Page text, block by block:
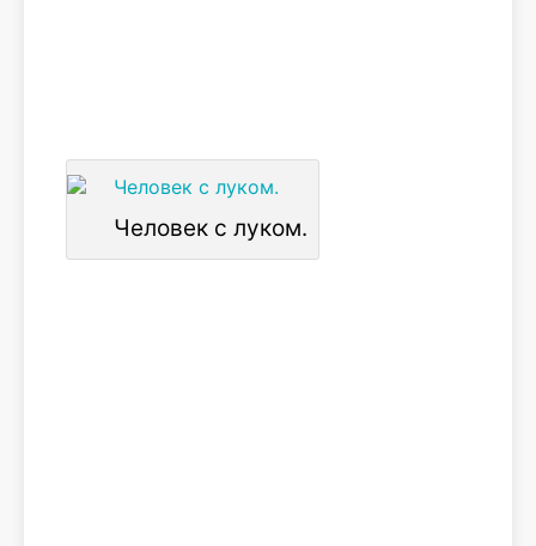
Человек с луком.